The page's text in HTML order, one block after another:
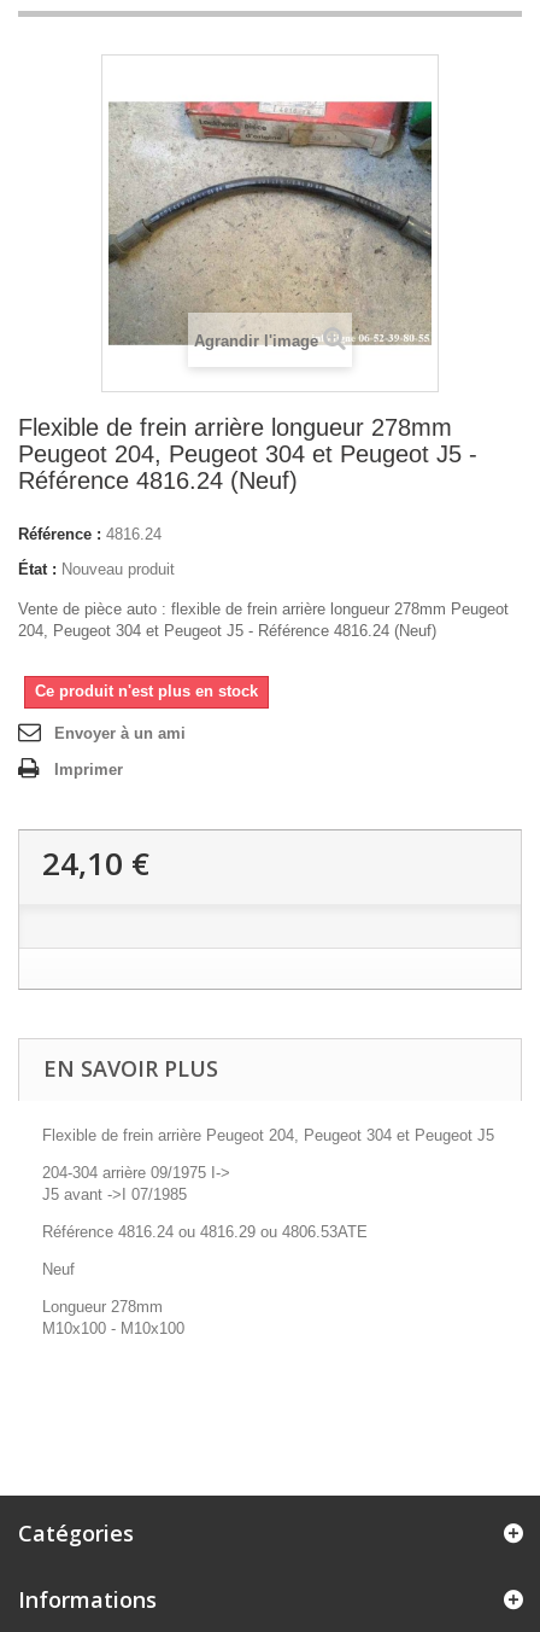
Agrandir l'image
Flexible de frein arrière longueur 278mm
Peugeot 204, Peugeot 304 et Peugeot J5 -
Référence 4816.24 (Neuf)
Référence : 4816.24
État : Nouveau produit
Vente de pièce auto : flexible de frein arrière longueur 278mm Peugeot
204, Peugeot 304 et Peugeot J5 - Référence 4816.24 (Neuf)
Ce produit n'est plus en stock
Envoyer à un ami
Imprimer
24,10 €
EN SAVOIR PLUS
Flexible de frein arrière Peugeot 204, Peugeot 304 et Peugeot J5
204-304 arrière 09/1975 I->
J5 avant ->I 07/1985
Référence 4816.24 ou 4816.29 ou 4806.53ATE
Neuf
Longueur 278mm
M10x100 - M10x100
Catégories
Informations